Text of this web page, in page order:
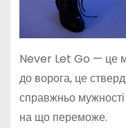
Never Let Go — це
до ворога, це
справжньо
на що переможе.